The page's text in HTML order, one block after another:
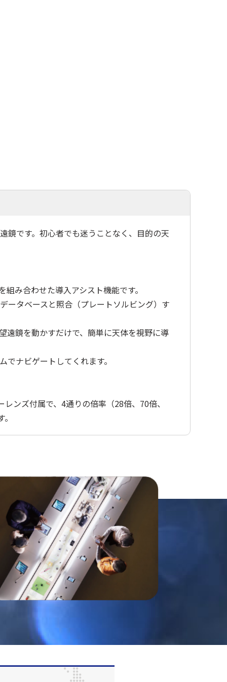
鏡です。初心者でも迷うことなく、目的の天
み合わせた導入アシスト機能です。
ータベースと照合（プレートソルビング）す
遠鏡を動かすだけで、簡単に天体を視野に導
ナビゲートしてくれます。
ンズ付属で、4通りの倍率（28倍、70倍、